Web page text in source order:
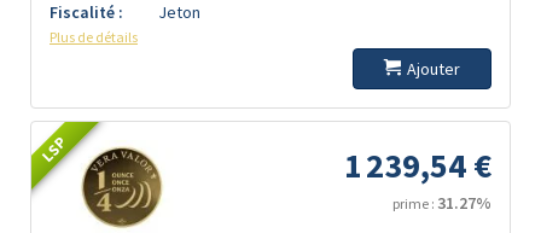
Fiscalité :
Jeton
Plus de détails
Ajouter
LSP 1 239,54 €
prime : 31.27%